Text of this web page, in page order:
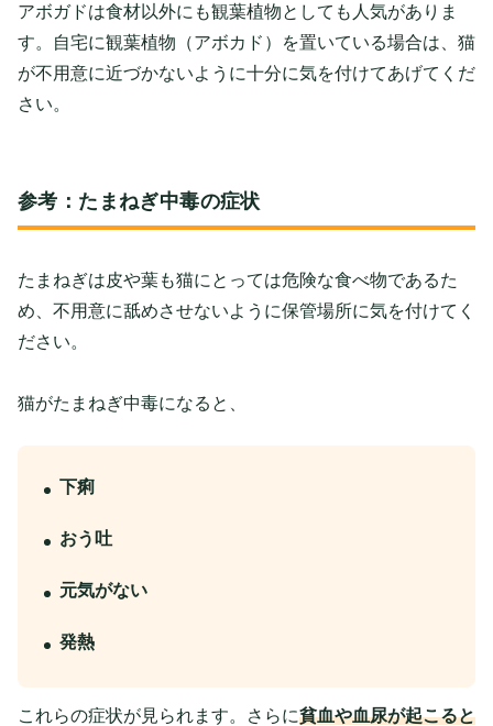
アボガドは食材以外にも観葉植物としても人気がありま
す。自宅に観葉植物（アボカド）を置いている場合は、猫
が不用意に近づかないように十分に気を付けてあげてくだ
さい。
参考：たまねぎ中毒の症状
たまねぎは皮や葉も猫にとっては危険な食べ物であるた
め、不用意に舐めさせないように保管場所に気を付けてく
ださい。
猫がたまねぎ中毒になると、
下痢
おう吐
元気がない
発熱
これらの症状が見られます。さらに貧血や血尿が起こると